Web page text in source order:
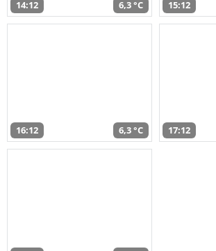
14:12 6,3 °C 15:12
16:12 6,3 °C 17:12